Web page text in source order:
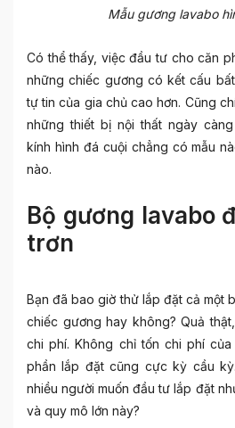
Mẫu gương lavabo
Có thể thấy, việc đầu tư cho căn
những chiếc gương có kết cấu
tự tin của gia chủ cao hơn. Cũng
những thiết bị nội thất ngày
kính hình đá cuội chẳng có mẫu
nào.
Bộ gương lavabo
trơn
Bạn đã bao giờ thử lắp đặt cả một
chiếc gương hay không? Quả
chi phí. Không chỉ tốn chi phí
phần lắp đặt cũng cực kỳ cầu
nhiều người muốn đầu tư lắp đặt
và quy mô lớn này?